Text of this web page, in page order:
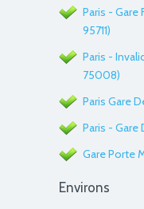
Paris - Gare
95711)
Paris -
75008)
Paris Gare
Paris - Gare
Gare Porte
Environs